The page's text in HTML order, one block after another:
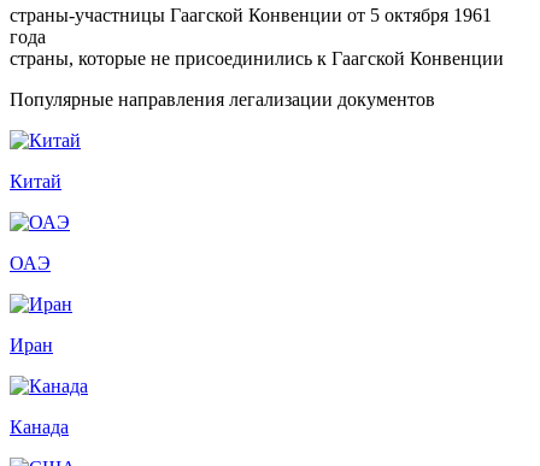
страны-участницы Гаагской Конвенции от 5 октября 1961
года
страны, которые не присоединились к Гаагской Конвенции
Популярные направления легализации документов
Китай
ОАЭ
Иран
Канада